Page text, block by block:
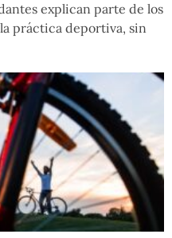
explican parte de los
práctica deportiva, sin